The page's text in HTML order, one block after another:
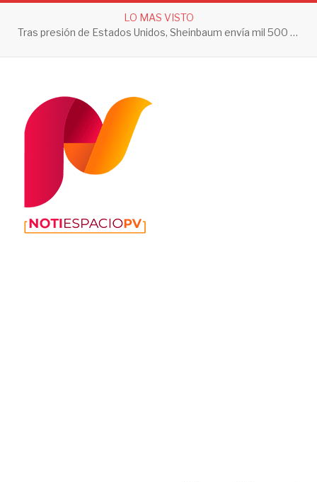
LO MAS VISTO
Tras presión de Estados Unidos, Sheinbaum envía mil 500 soldados a Michoacán